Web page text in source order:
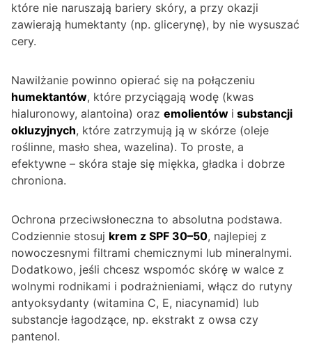
które nie naruszają bariery skóry, a przy okazji
zawierają humektanty (np. glicerynę), by nie wysuszać
cery.
Nawilżanie powinno opierać się na połączeniu
humektantów, które przyciągają wodę (kwas
hialuronowy, alantoina) oraz emolientów i substancji
okluzyjnych, które zatrzymują ją w skórze (oleje
roślinne, masło shea, wazelina). To proste, a
efektywne – skóra staje się miękka, gładka i dobrze
chroniona.
Ochrona przeciwsłoneczna to absolutna podstawa.
Codziennie stosuj krem z SPF 30–50, najlepiej z
nowoczesnymi filtrami chemicznymi lub mineralnymi.
Dodatkowo, jeśli chcesz wspomóc skórę w walce z
wolnymi rodnikami i podrażnieniami, włącz do rutyny
antyoksydanty (witamina C, E, niacynamid) lub
substancje łagodzące, np. ekstrakt z owsa czy
pantenol.